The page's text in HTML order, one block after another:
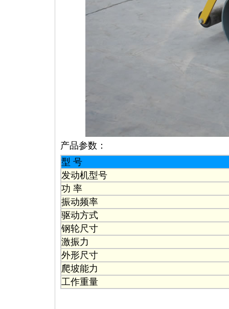
产品参数：
型 号
发动机型号
功 率
振动频率
驱动方式
钢轮尺寸
激振力
外形尺寸
爬坡能力
工作重量